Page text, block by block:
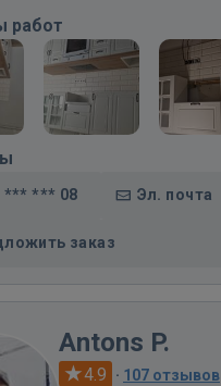
работ
*** *** 08 Эл. почта
заказ
Antons P.
4.9 · 107 отзывов